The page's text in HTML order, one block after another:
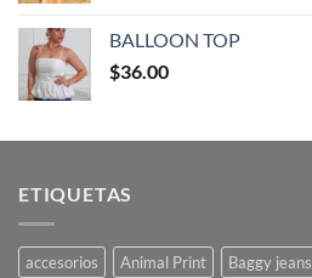
BALLOON TOP
$36.00
ETIQUETAS
accesorios Animal Print Baggy jeans